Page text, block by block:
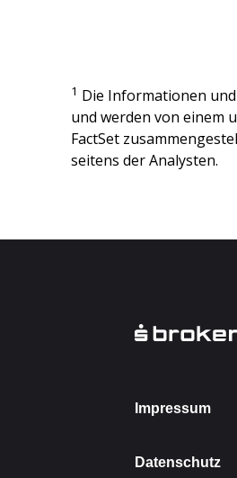
1 Die Informationen
und werden von einem
FactSet
seitens der Analysten.